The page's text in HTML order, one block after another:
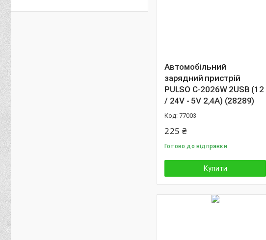
Автомобільний
зарядний пристрій
PULSO C-2026W 2USB (12
/ 24V - 5V 2,4A) (28289)
77003
225 ₴
Готово до відправки
Купити